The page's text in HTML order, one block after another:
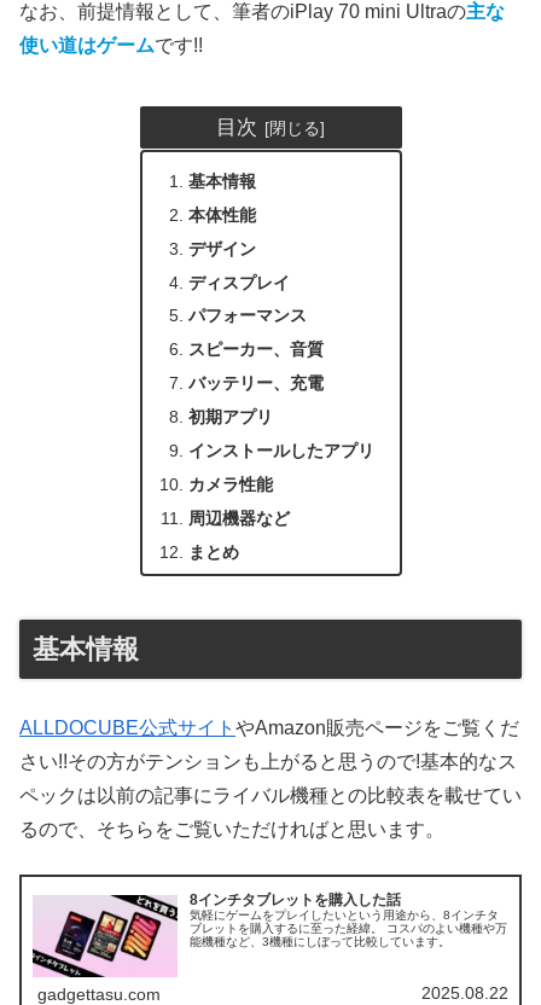
なお、前提情報として、筆者のiPlay 70 mini Ultraの主な
使い道はゲームです!!
目次
基本情報
本体性能
デザイン
ディスプレイ
パフォーマンス
スピーカー、音質
バッテリー、充電
初期アプリ
インストールしたアプリ
カメラ性能
周辺機器など
まとめ
基本情報
ALLDOCUBE公式サイト やAmazon販売ページをご覧くだ
さい!!その方がテンションも上がると思うので!基本的なス
ペックは以前の記事にライバル機種との比較表を載せてい
るので、そちらをご覧いただければと思います。
8インチタブレットを購入した話
気軽にゲームをプレイしたいという用途から、8インチタ
ブレットを購入するに至った経緯。 コスパのよい機種や万
能機種など、3機種にしぼって比較しています。
gadgettasu.com 2025.08.22